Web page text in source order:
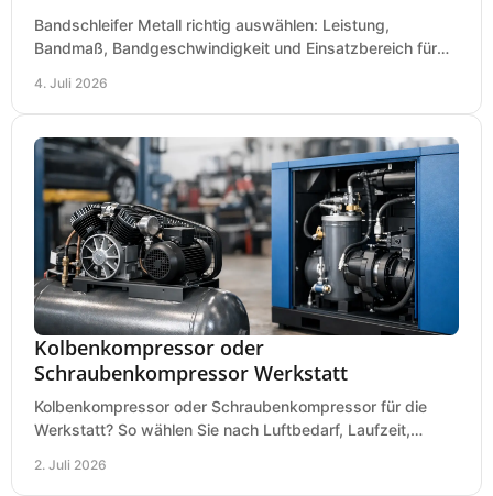
Bandschleifer Metall richtig auswählen: Leistung,
Bandmaß, Bandgeschwindigkeit und Einsatzbereich für
4. Juli 2026
Kolbenkompressor oder
Schraubenkompressor Werkstatt
Kolbenkompressor oder Schraubenkompressor für die
Werkstatt? So wählen Sie nach Luftbedarf, Laufzeit,
2. Juli 2026